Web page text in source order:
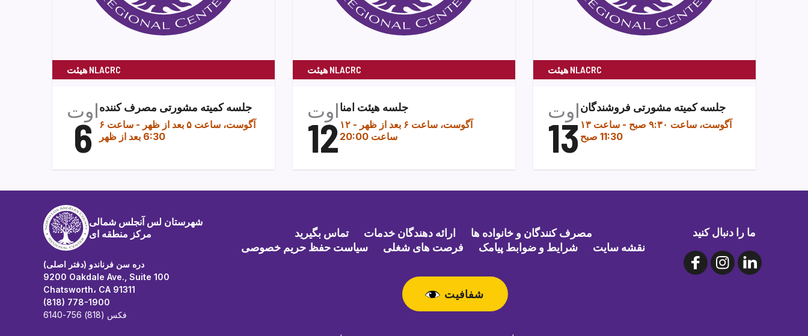
هیئت NLACRC
اوت
6
جلسه کمیته مشورتی مصرف کننده
۶ آگوست، ساعت ۵ بعد از ظهر - ساعت
6:30 بعد از ظهر
هیئت NLACRC
اوت
12
جلسه هیئت امنا
۱۲ آگوست، ساعت ۶ بعد از ظهر
-
ساعت 20:00
هیئت NLACRC
اوت
13
جلسه کمیته مشورتی فروشندگان
۱۳ آگوست، ساعت ۹:۳۰ صبح - ساعت
11:30 صبح
شهرستان لس آنجلس شمالی
مرکز منطقه ای
دره سن فرناندو (دفتر اصلی)
9200 Oakdale Ave., Suite 100
Chatsworth، CA 91311
(818) 778-1900
فکس (818) 756-6140
تماس بگیرید ارائه دهندگان خدمات
مصرف کنندگان و خانواده ها
سیاست حفظ حریم خصوصی
فرصت های شغلی شرایط و ضوابط پیامک نقشه سایت
شفافیت
ما را دنبال کنید